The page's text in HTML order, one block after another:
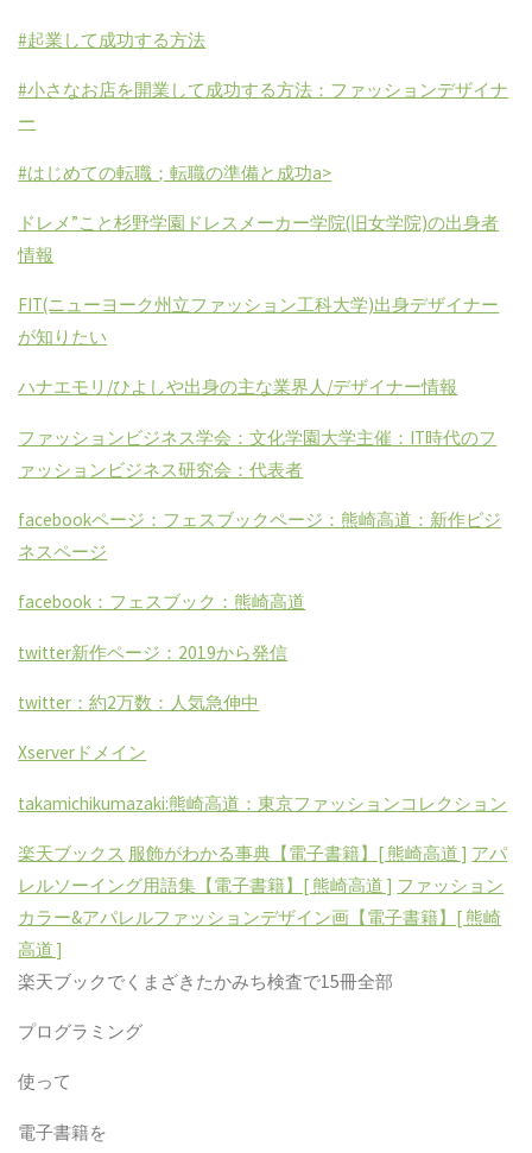
#起業して成功する方法
#小さなお店を開業して成功する方法：ファッションデザイナ
ー
#はじめての転職；転職の準備と成功a>
ドレメ”こと杉野学園ドレスメーカー学院(旧女学院)の出身者
情報
FIT(ニューヨーク州立ファッション工科大学)出身デザイナー
が知りたい
ハナエモリ/ひよしや出身の主な業界人/デザイナー情報
ファッションビジネス学会：文化学園大学主催：IT時代のフ
ァッションビジネス研究会：代表者
facebookページ：フェスブックページ：熊崎高道：新作ビジ
ネスページ
facebook：フェスブック：熊崎高道
twitter新作ページ：2019から発信
twitter：約2万数：人気急伸中
Xserverドメイン
takamichikumazaki:熊崎高道：東京ファッションコレクション
楽天ブックス 服飾がわかる事典【電子書籍】[ 熊崎高道 ] アパ
レルソーイング用語集【電子書籍】[ 熊崎高道 ] ファッション
カラー&アパレルファッションデザイン画【電子書籍】[ 熊崎
高道 ]
楽天ブックでくまざきたかみち検査で15冊全部
プログラミング
使って
電子書籍を